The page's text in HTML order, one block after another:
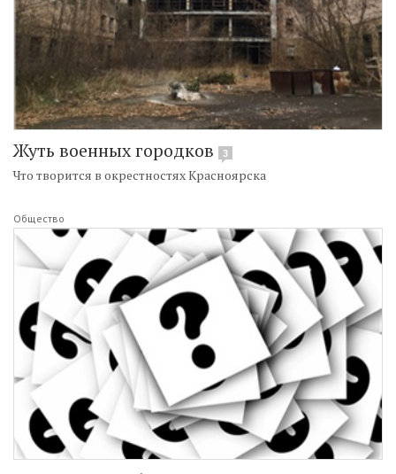
Жуть военных городков 3
Что творится в окрестностях Красноярска
Общество